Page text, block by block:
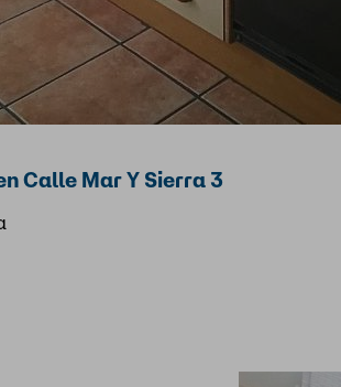
Calle Mar Y Sierra 3